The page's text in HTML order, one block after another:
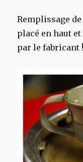
Remplissage
placé en haut
par le fabricant